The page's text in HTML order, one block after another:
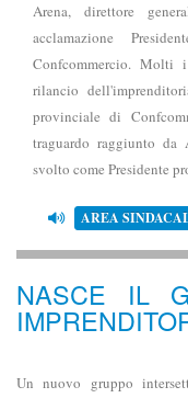
Arena, direttore
acclamazione
Confcommercio. Molti
rilancio
provinciale di
traguardo raggiunto da
svolto come Presidente
AREA
NASCE IL
Un nuovo gruppo